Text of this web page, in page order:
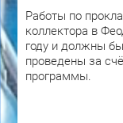
Работы по
коллектора в
году и должны
проведены за
программы.